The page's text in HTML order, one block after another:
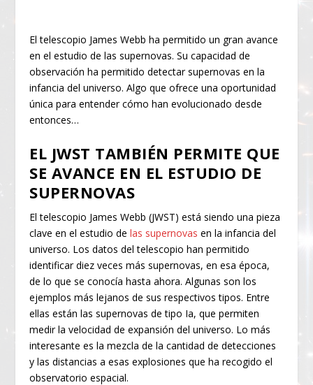
El telescopio James Webb ha permitido un gran avance
en el estudio de las supernovas. Su capacidad de
observación ha permitido detectar supernovas en la
infancia del universo. Algo que ofrece una oportunidad
única para entender cómo han evolucionado desde
entonces…
EL JWST TAMBIÉN PERMITE QUE
SE AVANCE EN EL ESTUDIO DE
SUPERNOVAS
El telescopio James Webb (JWST) está siendo una pieza
clave en el estudio delas supernovas en la infancia del
universo. Los datos del telescopio han permitido
identificar diez veces más supernovas, en esa época,
de lo que se conocía hasta ahora. Algunas son los
ejemplos más lejanos de sus respectivos tipos. Entre
ellas están las supernovas de tipo Ia, que permiten
medir la velocidad de expansión del universo. Lo más
interesante es la mezcla de la cantidad de detecciones
y las distancias a esas explosiones que ha recogido el
observatorio espacial.